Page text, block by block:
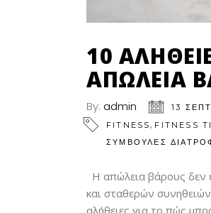
10
ΑΠΏΛΕΙΑ
By: admin
13
FITNESS, FITNESS
ΣΥΜΒΟΥΛΕΣ
Η απώλεια βάρους δεν
και σταθερών
αλήθειες για το πώς